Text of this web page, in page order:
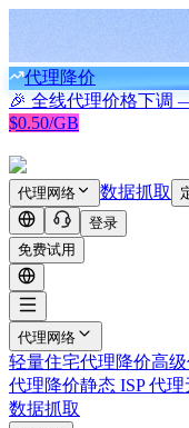
代理降价
🎉 全线代理价格下调
$0.50/GB
代理网络 数据抓取
登录
免费试用
代理网络
轻量住宅代理降价高
代理降价静态 ISP 代理
数据抓取